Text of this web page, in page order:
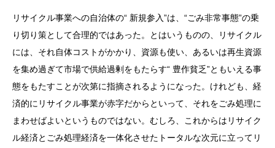
リサイクル事業への自治体の“ 新規参入”は、“ごみ非常事態”の乗
り切り策として合理的ではあった。とはいうものの、リサイクル
には、それ自体コストがかかり、資源も使い、あるいは再生資源
を集め過ぎて市場で供給過剰をもたらす“ 豊作貧乏”ともいえる事
態をもたすことが次第に指摘されるようになった。けれども、経
済的にリサイクル事業が赤字だからといって、それをごみ処理に
まわせばよいというものではない。むしろ、これからはリサイク
ル経済とごみ処理経済を一体化させたトータルな次元に立ってリ